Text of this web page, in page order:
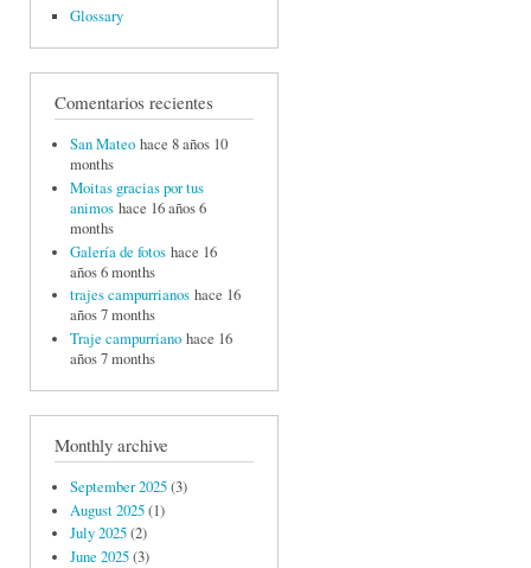
Glossary
Comentarios recientes
San Mateo hace 8 años 10
months
Moitas gracias por tus
animos hace 16 años 6
months
Galería de fotos hace 16
años 6 months
trajes campurrianos hace 16
años 7 months
Traje campurriano hace 16
años 7 months
Monthly archive
September 2025(3)
August 2025(1)
July 2025(2)
June 2025(3)